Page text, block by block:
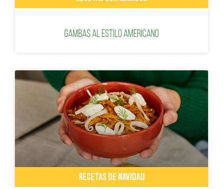
GAMBAS AL ESTILO AMERICANO
RECETAS DE NAVIDAD